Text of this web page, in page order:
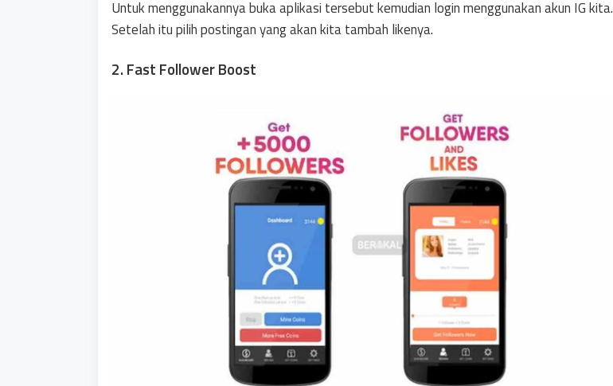
Untuk menggunakannya buka aplikasi tersebut kemudian login menggunakan akun IG kita.
Setelah itu pilih postingan yang akan kita tambah likenya.
2. Fast Follower Boost